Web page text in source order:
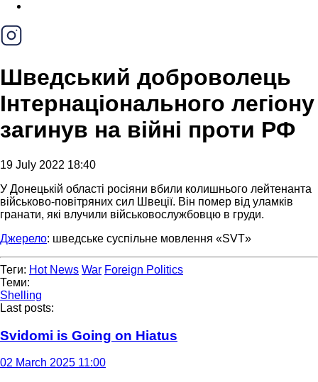
Шведський доброволець
Інтернаціонального легіону
загинув на війні проти РФ
19 July 2022 18:40
У Донецькій області росіяни вбили колишнього лейтенанта
військово-повітряних сил Швеції. Він помер від уламків
гранати, які влучили військовослужбовцю в груди.
Джерело: шведське суспільне мовлення «SVT»
Теги: Hot News War Foreign Politics
Теми:
Shelling
Last posts:
Svidomi is Going on Hiatus
02 March 2025 11:00